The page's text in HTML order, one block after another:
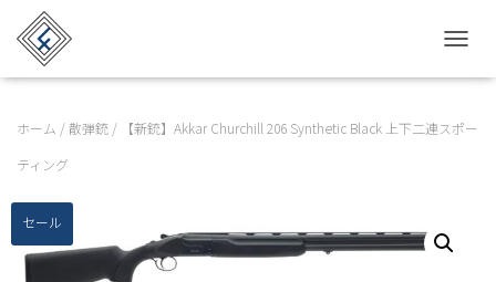
ホーム /散弾銃 / 【新銃】Akkar Churchill 206 Synthetic Black 上下二連スポー
ティング
セール